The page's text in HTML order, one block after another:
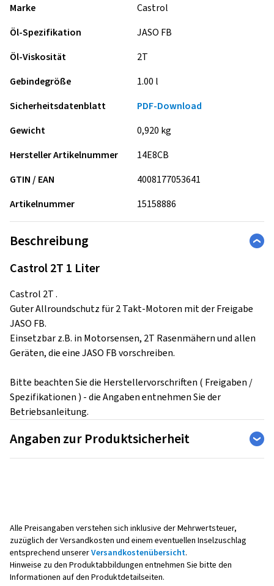
Marke
Castrol
Öl-Spezifikation
JASO FB
Öl-Viskosität
2T
Gebindegröße
1.00 l
Sicherheitsdatenblatt
PDF-Download
Gewicht
0,920 kg
Hersteller Artikelnummer
14E8CB
GTIN / EAN
4008177053641
Artikelnummer
15158886
Beschreibung
Castrol 2T 1 Liter
Castrol 2T .
Guter Allroundschutz für 2 Takt-Motoren mit der Freigabe
JASO FB.
Einsetzbar z.B. in Motorsensen, 2T Rasenmähern und allen
Geräten, die eine JASO FB vorschreiben.
Bitte beachten Sie die Herstellervorschriften ( Freigaben /
Spezifikationen ) - die Angaben entnehmen Sie der
Betriebsanleitung.
Angaben zur Produktsicherheit
Deutschland
Kontakt für Produktsicherheit (kein
Kundensupport)
Alle Preisangaben verstehen sich inklusive der Mehrwertsteuer,
zuzüglich der Versandkosten und einem eventuellen Inselzuschlag
entsprechend unsererVersandkostenübersicht.
Hinweise zu den Produktabbildungen entnehmen Sie bitte den
Informationen auf den Produktdetailseiten.